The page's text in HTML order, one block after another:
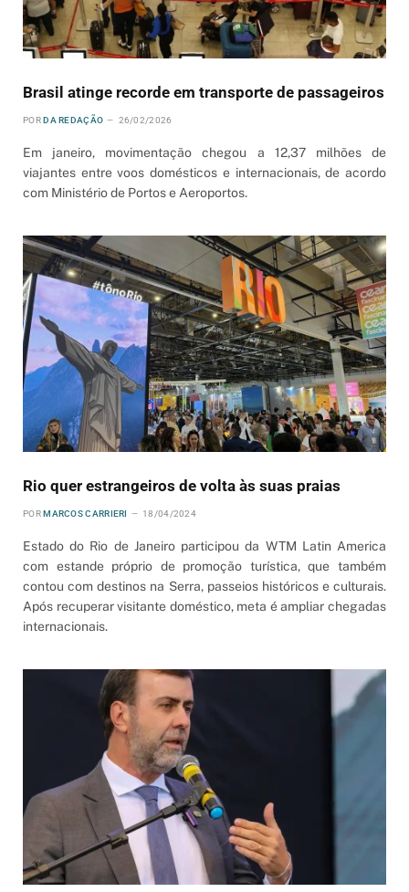
Brasil atinge recorde em transporte de passageiros
POR DA REDAÇÃO 26/02/2026
Em janeiro, movimentação chegou a 12,37 milhões de
viajantes entre voos domésticos e internacionais, de acordo
com Ministério de Portos e Aeroportos.
Rio quer estrangeiros de volta às suas praias
POR MARCOS CARRIERI 18/04/2024
Estado do Rio de Janeiro participou da WTM Latin America
com estande próprio de promoção turística, que também
contou com destinos na Serra, passeios históricos e culturais.
Após recuperar visitante doméstico, meta é ampliar chegadas
internacionais.